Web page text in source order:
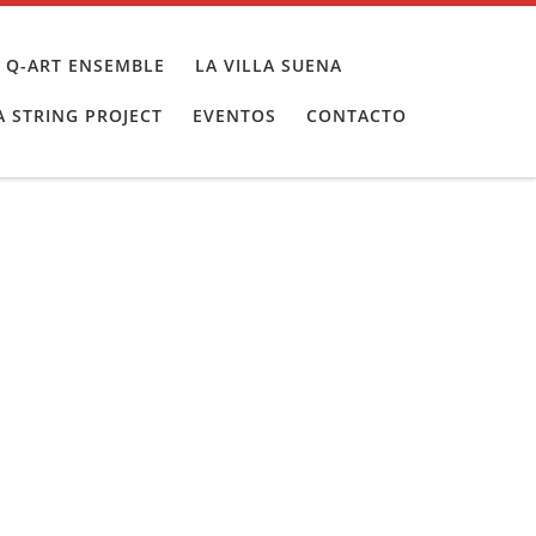
ART ENSEMBLE LA VILLA SUENA
STRING PROJECT EVENTOS CONTACTO